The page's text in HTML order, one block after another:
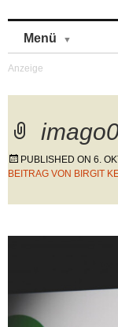
Menü
PUBLISHED ON 6.
BEITRAG VON BIRGIT